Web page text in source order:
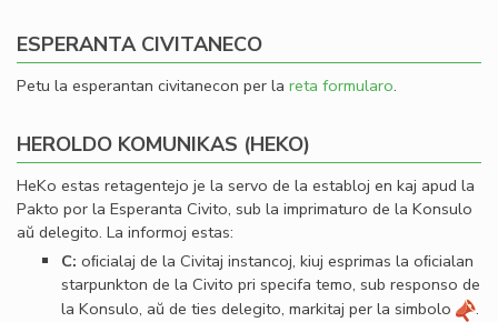
ESPERANTA CIVITANECO
Petu la esperantan civitanecon per la reta formularo.
HEROLDO KOMUNIKAS (HEKO)
HeKo estas retagentejo je la servo de la establoj en kaj apud la
Pakto por la Esperanta Civito, sub la imprimaturo de la Konsulo
aŭ delegito. La informoj estas:
C: oﬁcialaj de la Civitaj instancoj, kiuj esprimas la oﬁcialan
starpunkton de la Civito pri specifa temo, sub responso de
la Konsulo, aŭ de ties delegito, markitaj per la simbolo
.